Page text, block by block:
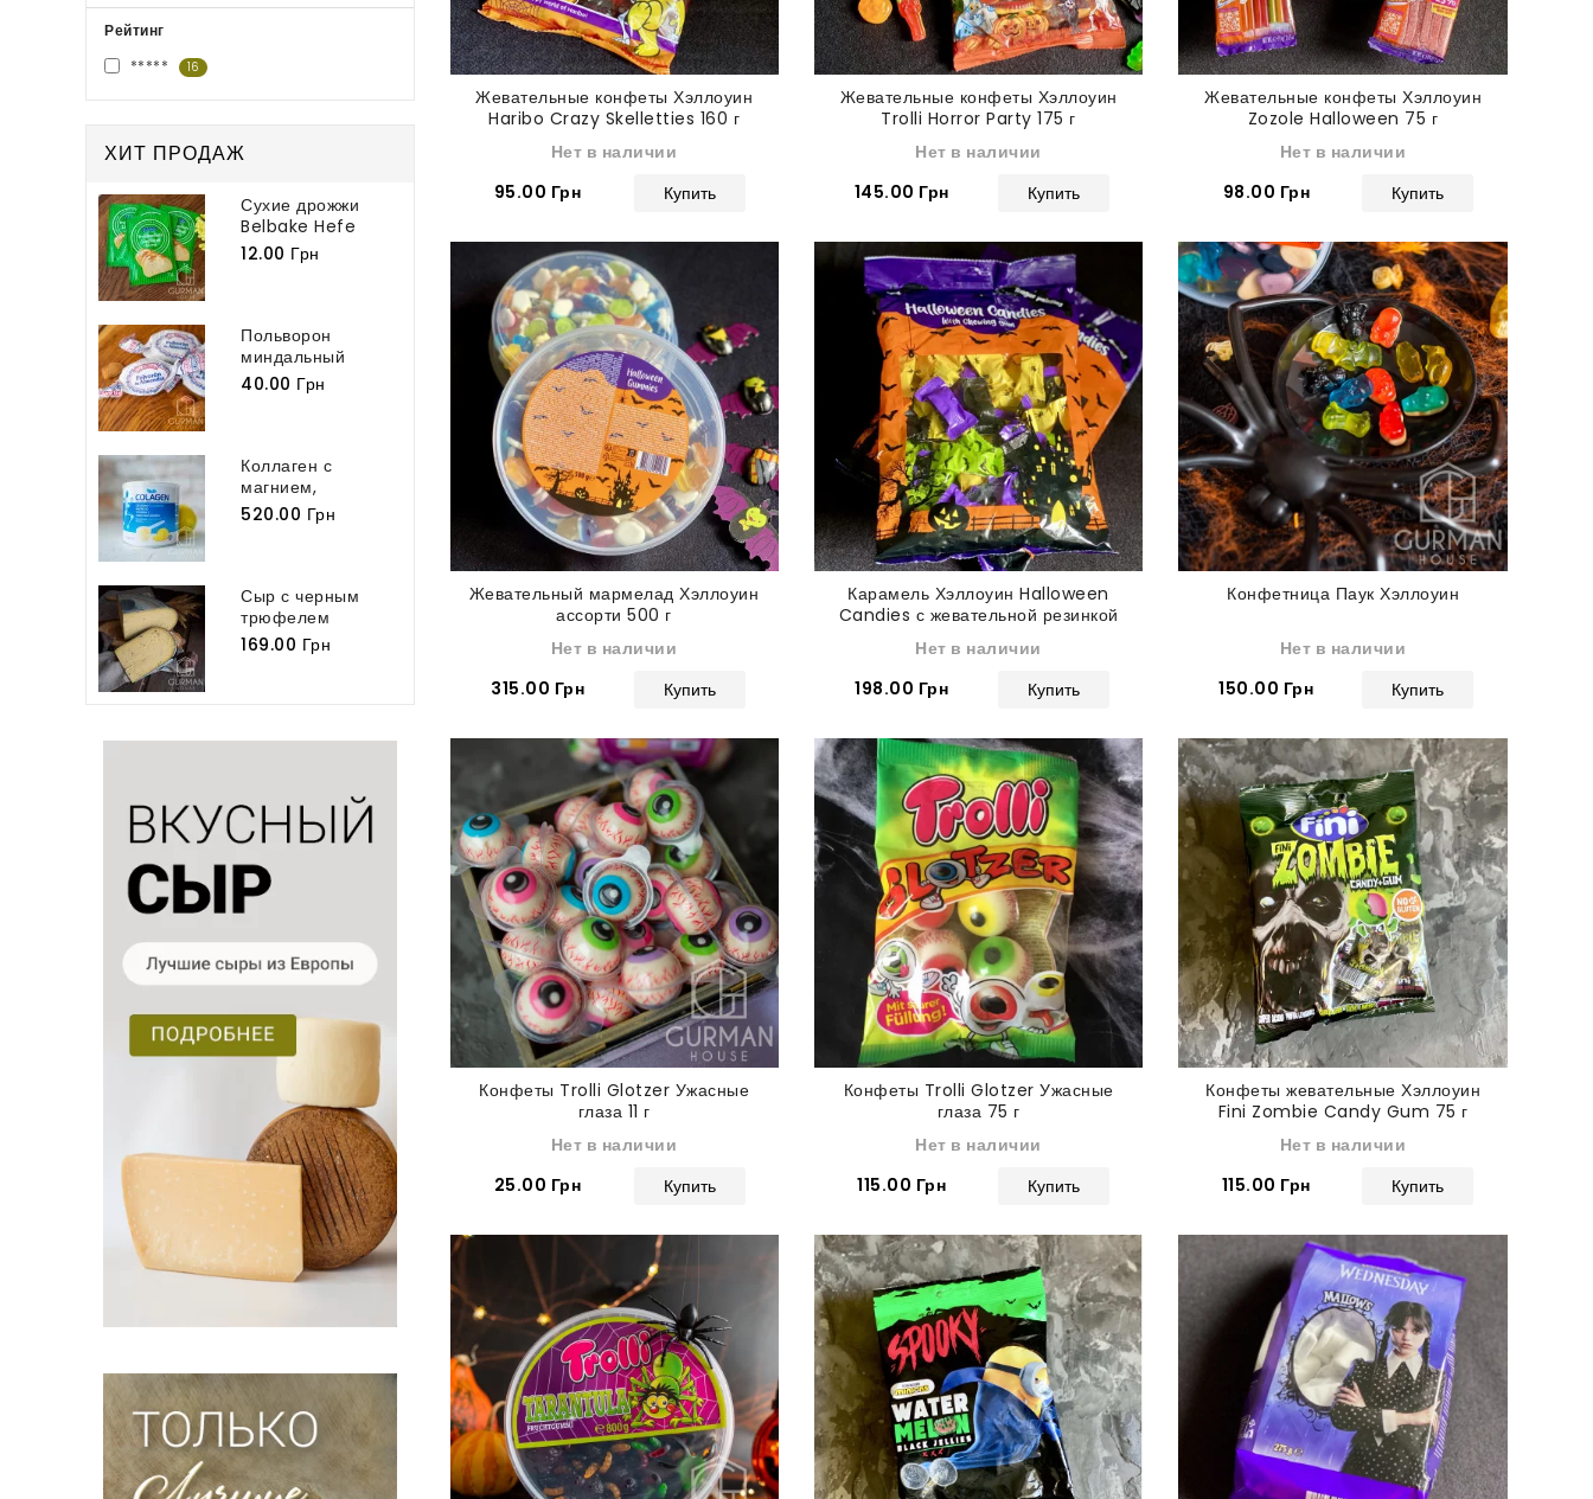
Рейтинг
*****
16
ХИТ ПРОДАЖ
Сухие дрожжи
Belbake Hefe
Germ 7 г
12.00 Грн
Польворон
миндальный
классический
Polvoron...
40.00 Грн
Коллаген с
магнием,
витамином С,...
520.00 Грн
Сыр с черным
трюфелем
Tartufo
169.00 Грн
Жевательные конфеты Хэллоуин
Haribo Crazy Skelletties 160 г
Нет в наличии
95.00 Грн
Купить
Жевательные конфеты Хэллоуин
Trolli Horror Party 175 г
Нет в наличии
145.00 Грн
Купить
Жевательные конфеты Хэллоуин
Zozole Halloween 75 г
Нет в наличии
98.00 Грн
Купить
Жевательный мармелад Хэллоуин
ассорти 500 г
Нет в наличии
315.00 Грн
Купить
Карамель Хэллоуин Halloween
Candies с жевательной резинкой
Нет в наличии
198.00 Грн
Купить
Конфетница Паук Хэллоуин
Нет в наличии
150.00 Грн
Купить
Конфеты Trolli Glotzer Ужасные
глаза 11 г
Нет в наличии
25.00 Грн
Купить
Конфеты Trolli Glotzer Ужасные
глаза 75 г
Нет в наличии
115.00 Грн
Купить
Конфеты жевательные Хэллоуин
Fini Zombie Candy Gum 75 г
Нет в наличии
115.00 Грн
Купить